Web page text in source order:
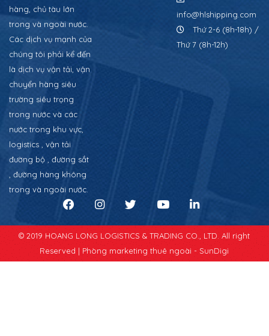
hàng, chủ tàu lớn
trong và ngoài nước.
Các dịch vụ mạnh của
chúng tôi phải kể đến
là dịch vụ vận tải, vận
chuyển hàng siêu
trường siêu trọng
trong nước và các
nước trong khu vực,
logistics , vận tải
đường bộ , đường sắt
, đường hàng không
trong và ngoài nước.
info@hlshipping.com
Thứ 2-6 (8h-18h) /
Thứ 7 (8h-12h)
© 2019 HOANG LONG LOGISTICS & TRADING CO., LTD. All right
Reserved | Phòng marketing thuê ngoài - SunDigi